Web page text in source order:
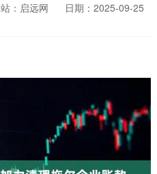
：启远网
日期：2025-09-25